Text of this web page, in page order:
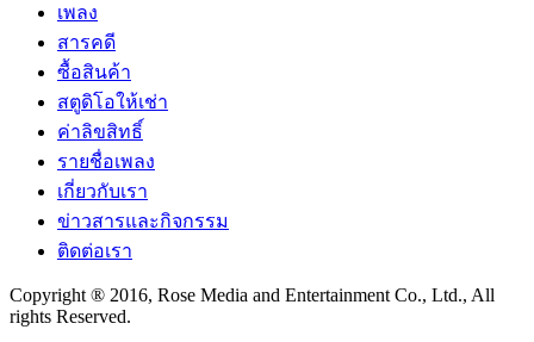
เพลง
สารคดี
ซื้อสินค้า
สตูดิโอให้เช่า
ค่าลิขสิทธิ์
รายชื่อเพลง
เกี่ยวกับเรา
ข่าวสารและกิจกรรม
ติดต่อเรา
Copyright ® 2016, Rose Media and Entertainment Co., Ltd., All
rights Reserved.